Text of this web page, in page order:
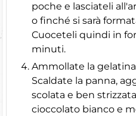
poche e lasciateli
o finché si sarà
Cuoceteli quindi in
minuti.
Ammollate la
Scaldate la panna,
scolata e ben
cioccolato bianco e